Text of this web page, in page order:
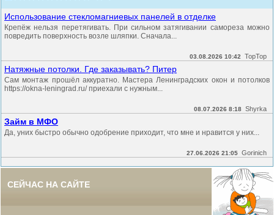
Использование стекломагниевых панелей в отделке
Крепёж нельзя перетягивать. При сильном затягивании самореза можно
повредить поверхность возле шляпки. Сначала...
03.08.2026 10:42 TopTop
Натяжные потолки. Где заказывать? Питер
Сам монтаж прошёл аккуратно. Мастера Ленинградских окон и потолков
https://okna-leningrad.ru/ приехали с нужным...
08.07.2026 8:18 Shyrka
Займ в МФО
Да, уних быстро обычно одобрение приходит, что мне и нравится у них...
27.06.2026 21:05 Gorinich
СЕЙЧАС НА САЙТЕ